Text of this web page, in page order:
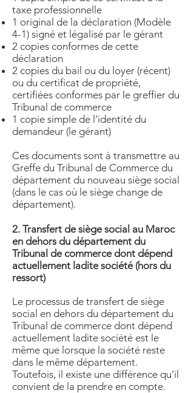
taxe professionnelle
1 original de la déclaration (Modèle
4-1) signé et légalisé par le gérant
2 copies conformes de cette
déclaration
2 copies du bail ou du loyer (récent)
ou du certificat de propriété,
certifiées conformes par le greffier du
Tribunal de commerce
1 copie simple de l’identité du
demandeur (le gérant)
Ces documents sont à transmettre au
Greffe du Tribunal de Commerce du
département du nouveau siège social
(dans le cas où le siège change de
département).
2. Transfert de siège social au Maroc
en dehors du département du
Tribunal de commerce dont dépend
actuellement ladite société (hors du
ressort)
Le processus de transfert de siège
social en dehors du département du
Tribunal de commerce dont dépend
actuellement ladite société est le
même que lorsque la société reste
dans le même département.
Toutefois, il existe une différence qu'il
convient de la prendre en compte.